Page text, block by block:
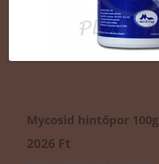
Mycosid hintőpor 100g
2026 Ft